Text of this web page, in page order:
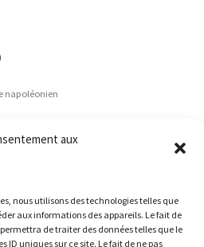
aux
nous utilisons des technologies telles que
aux informations des appareils. Le fait de
de traiter des données telles que le
ID uniques sur ce site. Le fait de ne pas
napoléonien
l’histoire d’une maison en Moselle ?